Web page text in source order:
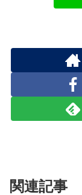
関連記事